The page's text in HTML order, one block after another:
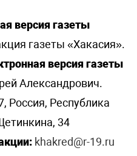
версия газеты
газеты «Хакасия».
версия газеты
Александрович.
Россия, Республика
34
khakred@r-19.ru